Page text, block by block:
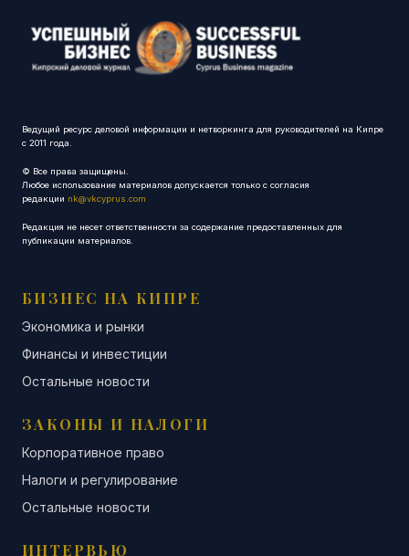
Ведущий ресурс деловой информации и нетворкинга для руководителей на Кипре
с 2011 года.
© Все права защищены.
Любое использование материалов допускается только с согласия
редакции nk@vkcyprus.com
Редакция не несет ответственности за содержание предоставленных для
публикации материалов.
БИЗНЕС НА КИПРЕ
Экономика и рынки
Финансы и инвестиции
Остальные новости
ЗАКОНЫ И НАЛОГИ
Корпоративное право
Налоги и регулирование
Остальные новости
ИНТЕРВЬЮ